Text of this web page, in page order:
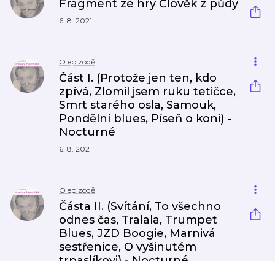
Fragment ze hry Člověk z půdy
6. 8. 2021
O epizodě
Část I. (Protože jen ten, kdo
zpívá, Zlomil jsem ruku tetičce,
Smrt starého osla, Samouk,
Pondělní blues, Píseň o koni) -
Nocturné
6. 8. 2021
O epizodě
Částa II. (Svítání, To všechno
odnes čas, Tralala, Trumpet
Blues, JZD Boogie, Marnivá
sestřenice, O vyšinutém